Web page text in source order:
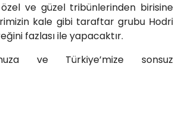
özel ve güzel tribünlerinden birisine
kale gibi taraftar grubu Hodri
fazlası ile yapacaktır.
ve Türkiye’mize sonsuz